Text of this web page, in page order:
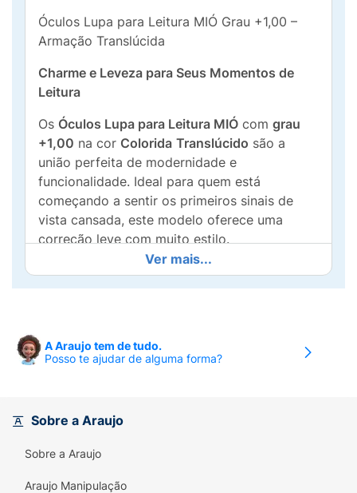
Óculos Lupa para Leitura MIÓ Grau +1,00 –
Armação Translúcida
Charme e Leveza para Seus Momentos de
Leitura
Os Óculos Lupa para Leitura MIÓ com grau
+1,00 na cor Colorida Translúcido são a
união perfeita de modernidade e
funcionalidade. Ideal para quem está
começando a sentir os primeiros sinais de
vista cansada, este modelo oferece uma
correção leve com muito estilo.
A armação cristal traz frescor e jovialidade ao
rosto, fugindo do óbvio sem perder a
ergonômico, garantindo que você possa ler,
trabalhar ou navegar no celular com total
Principais Benefícios:
Grau +1,00:
Ver mais...
A Araujo tem de tudo.
Posso te ajudar de alguma forma?
Sobre a Araujo
Sobre a Araujo
Araujo Manipulação